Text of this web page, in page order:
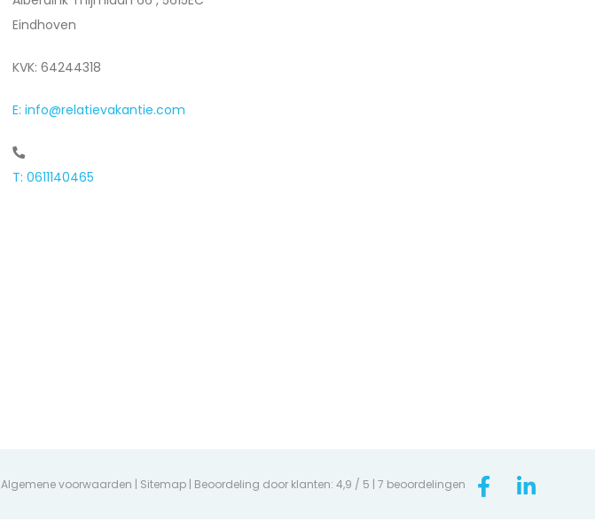
Eindhoven
KVK: 64244318
E: info@relatievakantie.com
T: 0611140465
Algemene voorwaarden | Sitemap | Beoordeling door klanten: 4,9 / 5 | 7 beoordelingen